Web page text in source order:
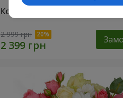
Кошик "Закоханий сад"
2 999 грн